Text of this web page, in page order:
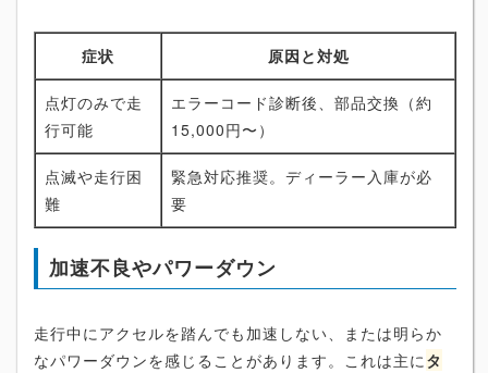
症状 原因と対処
点灯のみで走
行可能
エラーコード診断後、部品交換（約
15,000円〜）
点滅や走行困
難
緊急対応推奨。ディーラー入庫が必
要
加速不良やパワーダウン
走行中にアクセルを踏んでも加速しない、または明らか
なパワーダウンを感じることがあります。これは主にタ